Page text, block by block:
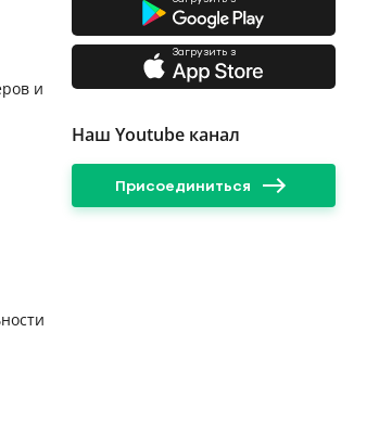
и
Загрузить з
Наш Youtube канал
Присоединиться